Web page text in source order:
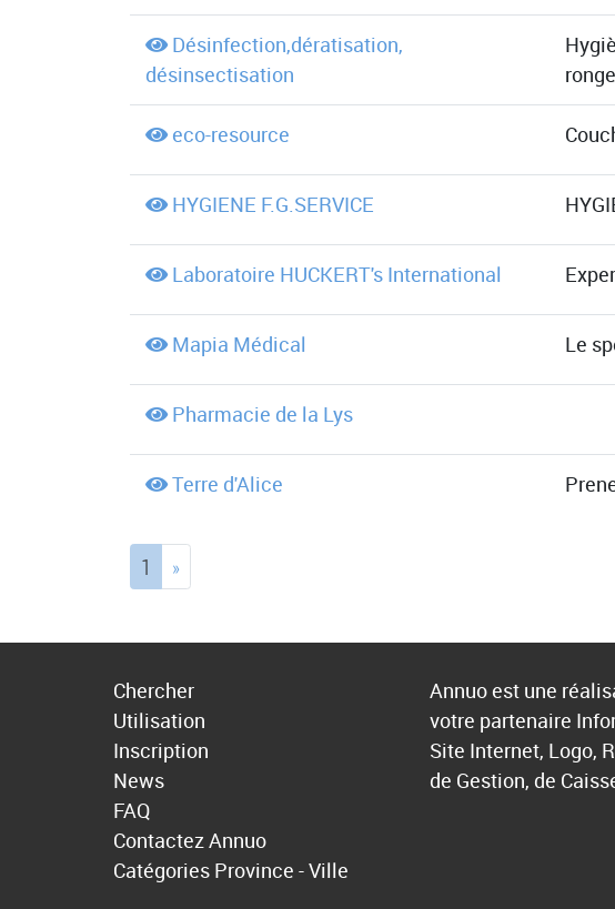
Désinfection,dératisation,
désinsectisation
eco-resource
HYGIENE F.G.SERVICE
Laboratoire HUCKERT's International
Mapia Médical Le
Pharmacie de la Lys
Terre d'Alice
1 (current)
»
Chercher
Utilisation
Inscription
News
FAQ
Contactez Annuo
Catégories Province - Ville
Annuo est une
votre partenaire
Site Internet, Logo,
de Gestion, de